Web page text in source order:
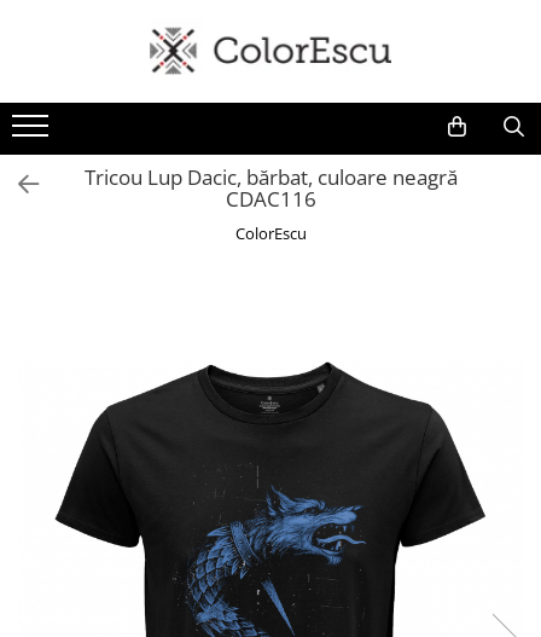
Toate produsele
Tricouri
Tricouri bărbați
Tricouri damă
Bluze si hanorace bărbați
Bluze si hanorace damă
Bluze de trening | Bluze tehnice
Pantaloni
Șepci și căciuli
Tricou Lup Dacic, bărbat, culoare neagră
CDAC116
ColorEscu